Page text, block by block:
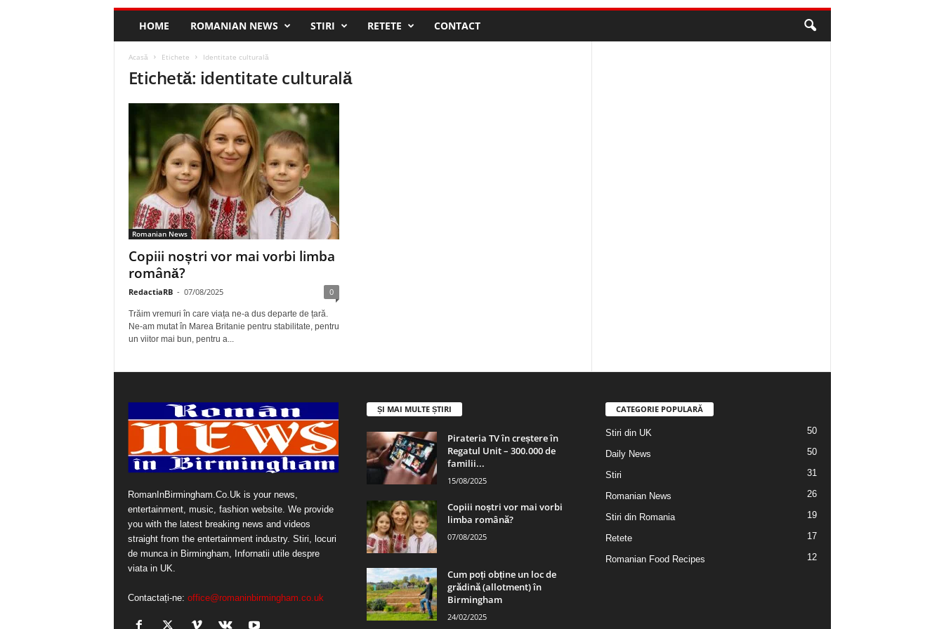
HOME ROMANIAN NEWS STIRI RETETE CONTACT
Acasă Etichete Identitate culturală
Etichetă: identitate culturală
Romanian News
Copiii noștri vor mai vorbi limba
română?
RedactiaRB - 07/08/2025 0
Trăim vremuri în care viața ne-a dus departe de țară.
Ne-am mutat în Marea Britanie pentru stabilitate, pentru
un viitor mai bun, pentru a...
RomanInBirmingham.Co.Uk is your news,
entertainment, music, fashion website. We provide
you with the latest breaking news and videos
straight from the entertainment industry. Stiri, locuri
de munca in Birmingham, Infornatii utile despre
viata in UK.
Contactați-ne: office@romaninbirmingham.co.uk
ȘI MAI MULTE ȘTIRI
Pirateria TV în creștere în
Regatul Unit – 300.000 de
familii...
15/08/2025
Copiii noștri vor mai vorbi
limba română?
07/08/2025
Cum poți obține un loc de
grădină (allotment) în
Birmingham
24/02/2025
CATEGORIE POPULARĂ
Stiri din UK 50
Daily News 50
Stiri 31
Romanian News 26
Stiri din Romania 19
Retete 17
Romanian Food Recipes 12